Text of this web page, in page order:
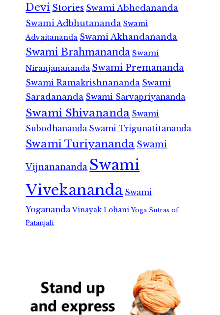
Devi Stories Swami Abhedananda
Swami Adbhutananda Swami
Advaitananda Swami Akhandananda
Swami Brahmananda Swami
Niranjanananda Swami Premananda
Swami Ramakrishnananda Swami
Saradananda Swami Sarvapriyananda
Swami Shivananda Swami
Subodhananda Swami Trigunatitananda
Swami Turiyananda Swami
Vijnanananda Swami
Vivekananda Swami
Yogananda Vinayak Lohani Yoga Sutras of
Patanjali